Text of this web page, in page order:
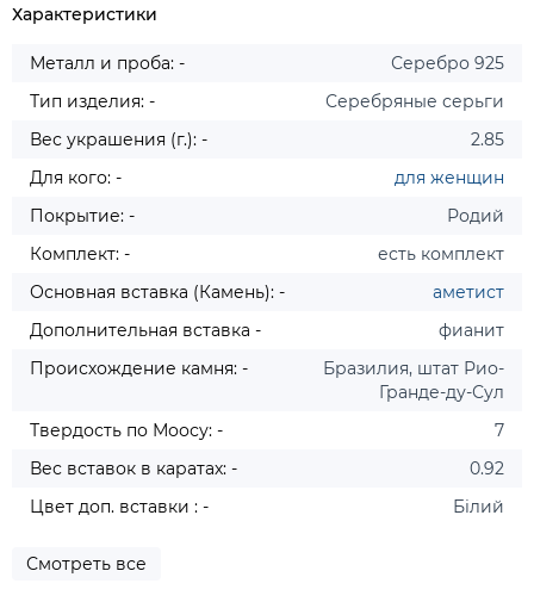
Характеристики
Металл и проба: -
Серебро 925
Тип изделия: -
Серебряные серьги
Вес украшения (г.): -
2.85
Для кого: -
для женщин
Покрытие: -
Родий
Комплект: -
есть комплект
Основная вставка (Камень): -
аметист
Дополнительная вставка -
фианит
Происхождение камня: -
Бразилия, штат Рио-
Гранде-ду-Сул
Твердость по Моосу: -
7
Вес вставок в каратах: -
0.92
Цвет доп. вставки : -
Білий
Смотреть все